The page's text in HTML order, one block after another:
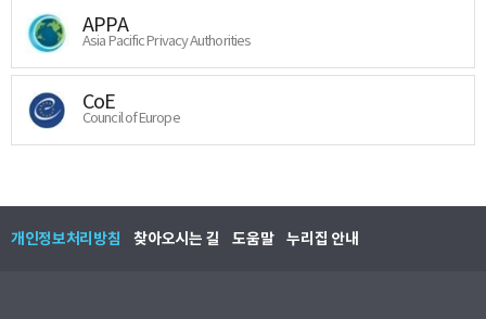
APPA
Asia Pacific Privacy Authorities
CoE
Council of Europe
개인정보처리방침 찾아오시는 길 도움말 누리집 안내